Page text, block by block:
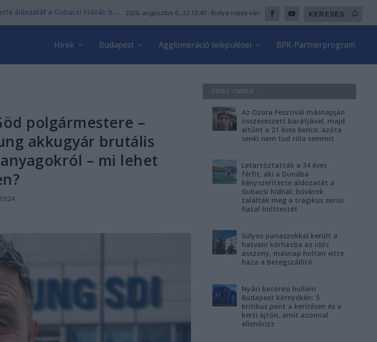
áldozatát a Gubacsi hídnál: b... 2026. augusztus 6., 22:12:41 - Ibolya napja van
Hírek Budapest Agglomeráció települései BPK-Partnerprogram
polgármestere –
akkugyár brutális
– mi lehet
FRISS CIKKEK
Az Ozora Fesztivál másnapján
összeveszett barátjával, majd
eltűnt a 21 éves Bence: azóta
senki nem tud róla semmit
Letartóztatták a 34 éves
férfit, aki a Dunába
kényszerítette áldozatát a
Gubacsi hídnál: búvárok
találták meg a tragikus sorsú
fiatal holttestét
Súlyos panaszokkal került a
hatvani kórházba az idős
asszony, másnap holtan vitte
haza a betegszállító
Nyári betörési hullám
Budapest környékén: 5
kritikus pont a kerítésen és a
kerti ajtón, amit azonnal
ellenőrizz